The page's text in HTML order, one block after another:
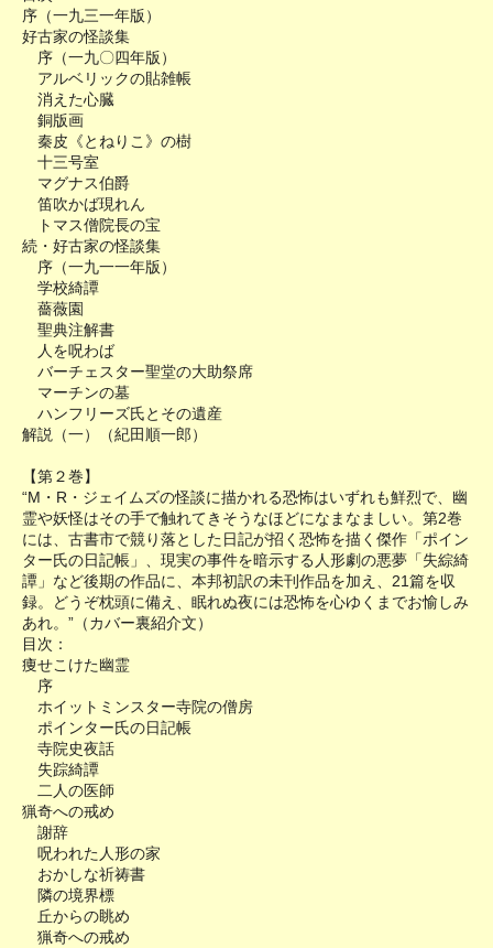
序（一九三一年版）
好古家の怪談集
序（一九〇四年版）
アルベリックの貼雑帳
消えた心臓
銅版画
秦皮《とねりこ》の樹
十三号室
マグナス伯爵
笛吹かば現れん
トマス僧院長の宝
続・好古家の怪談集
序（一九一一年版）
学校綺譚
薔薇園
聖典注解書
人を呪わば
バーチェスター聖堂の大助祭席
マーチンの墓
ハンフリーズ氏とその遺産
解説（一）（紀田順一郎）
【第２巻】
“M・R・ジェイムズの怪談に描かれる恐怖はいずれも鮮烈で、幽
霊や妖怪はその手で触れてきそうなほどになまなましい。第2巻
には、古書市で競り落とした日記が招く恐怖を描く傑作「ポイン
ター氏の日記帳」、現実の事件を暗示する人形劇の悪夢「失綜綺
譚」など後期の作品に、本邦初訳の未刊作品を加え、21篇を収
録。どうぞ枕頭に備え、眠れぬ夜には恐怖を心ゆくまでお愉しみ
あれ。”（カバー裏紹介文）
目次：
痩せこけた幽霊
序
ホイットミンスター寺院の僧房
ポインター氏の日記帳
寺院史夜話
失踪綺譚
二人の医師
猟奇への戒め
謝辞
呪われた人形の家
おかしな祈祷書
隣の境界標
丘からの眺め
猟奇への戒め